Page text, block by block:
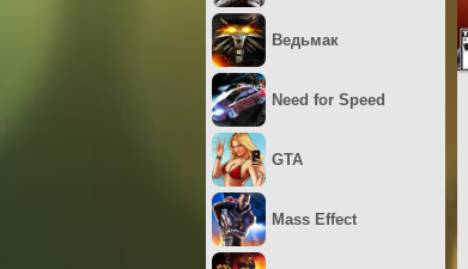
Ведьмак
Need for Speed
GTA
Mass Effect